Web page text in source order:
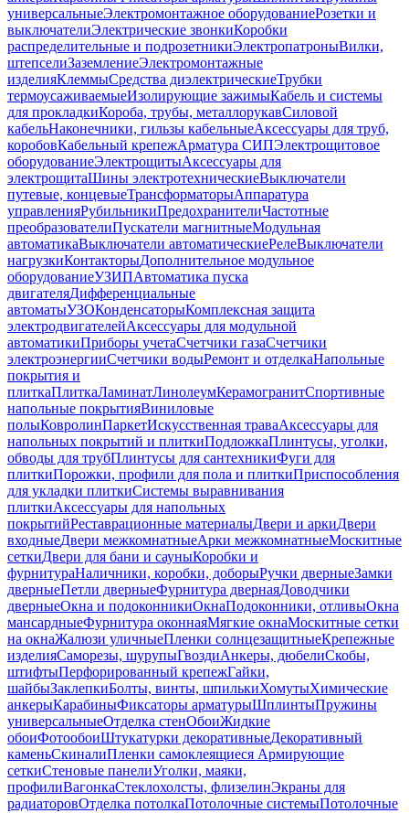
универсальныеЭлектромонтажное оборудованиеРозетки и
выключателиЭлектрические звонкиКоробки
распределительные и подрозетникиЭлектропатроныВилки,
штепселиЗаземлениеЭлектромонтажные
изделияКлеммыСредства диэлектрическиеТрубки
термоусаживаемыеИзолирующие зажимыКабель и системы
для прокладкиКороба, трубы, металлорукавСиловой
кабельНаконечники, гильзы кабельныеАксессуары для труб,
коробовКабельный крепежАрматура СИПЭлектрощитовое
оборудованиеЭлектрощитыАксессуары для
электрощитаШины электротехническиеВыключатели
путевые, концевыеТрансформаторыАппаратура
управленияРубильникиПредохранителиЧастотные
преобразователиПускатели магнитныеМодульная
автоматикаВыключатели автоматическиеРелеВыключатели
нагрузкиКонтакторыДополнительное модульное
оборудованиеУЗИПАвтоматика пуска
двигателяДифференциальные
автоматыУЗОКонденсаторыКомплексная защита
электродвигателейАксессуары для модульной
автоматикиПриборы учетаСчетчики газаСчетчики
электроэнергииСчетчики водыРемонт и отделкаНапольные
покрытия и
плиткаПлиткаЛаминатЛинолеумКерамогранитСпортивные
напольные покрытияВиниловые
полыКовролинПаркетИскусственная траваАксессуары для
напольных покрытий и плиткиПодложкаПлинтусы, уголки,
обводы для трубПлинтусы для сантехникиФуги для
плиткиПорожки, профили для пола и плиткиПриспособления
для укладки плиткиСистемы выравнивания
плиткиАксессуары для напольных
покрытийРеставрационные материалыДвери и аркиДвери
входныеДвери межкомнатныеАрки межкомнатныеМоскитные
сеткиДвери для бани и сауныКоробки и
фурнитураНаличники, коробки, доборыРучки дверныеЗамки
дверныеПетли дверныеФурнитура двернаяДоводчики
дверныеОкна и подоконникиОкнаПодоконники, отливыОкна
мансардныеФурнитура оконнаяМягкие окнаМоскитные сетки
на окнаЖалюзи уличныеПленки солнцезащитныеКрепежные
изделияСаморезы, шурупыГвоздиАнкеры, дюбелиСкобы,
штифтыПерфорированный крепежГайки,
шайбыЗаклепкиБолты, винты, шпилькиХомутыХимические
анкерыКарабиныФиксаторы арматурыШплинтыПружины
универсальныеОтделка стенОбоиЖидкие
обоиФотообоиШтукатурки декоративныеДекоративный
каменьСкиналиПленки самоклеящиеся Армирующие
сеткиСтеновые панелиУголки, маяки,
профилиВагонкаСтеклохолсты, флизелинЭкраны для
радиаторовОтделка потолкаПотолочные системыПотолочные